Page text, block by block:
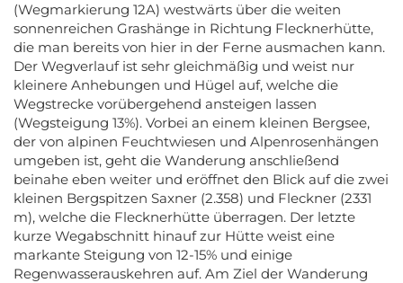
(Wegmarkierung 12A) westwärts über die weiten
sonnenreichen Grashänge in Richtung Flecknerhütte,
die man bereits von hier in der Ferne ausmachen kann.
Der Wegverlauf ist sehr gleichmäßig und weist nur
kleinere Anhebungen und Hügel auf, welche die
Wegstrecke vorübergehend ansteigen lassen
(Wegsteigung 13%). Vorbei an einem kleinen Bergsee,
der von alpinen Feuchtwiesen und Alpenrosenhängen
umgeben ist, geht die Wanderung anschließend
beinahe eben weiter und eröffnet den Blick auf die zwei
kleinen Bergspitzen Saxner (2.358) und Fleckner (2331
m), welche die Flecknerhütte überragen. Der letzte
kurze Wegabschnitt hinauf zur Hütte weist eine
markante Steigung von 12-15% und einige
Regenwasserauskehren auf. Am Ziel der Wanderung